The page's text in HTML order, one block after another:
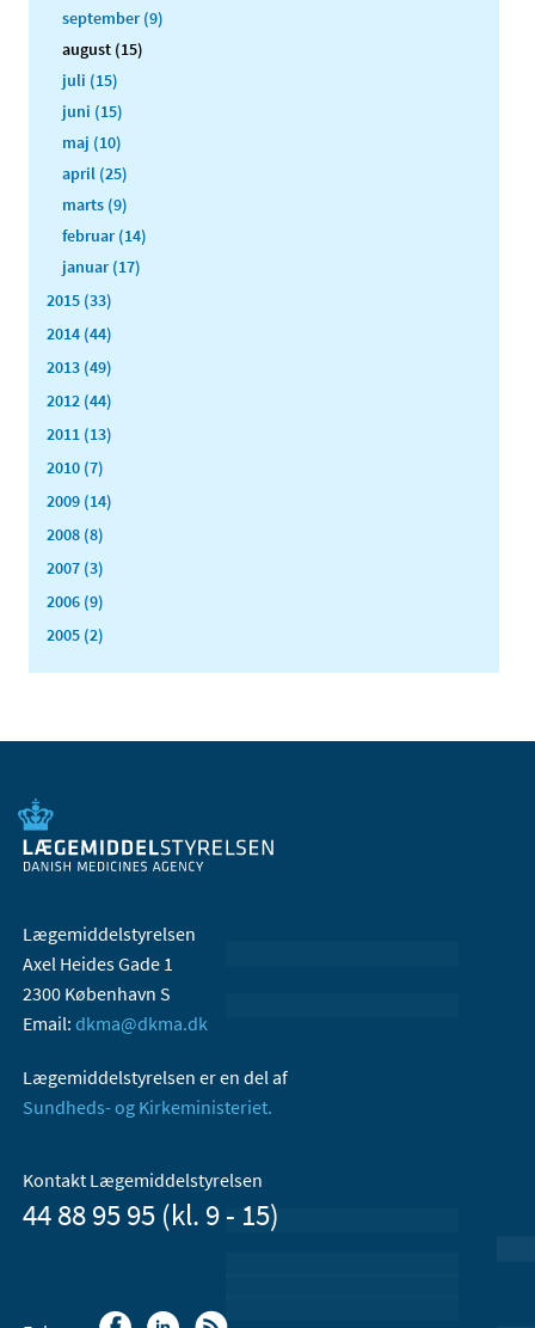
september (9)
august (15)
juli (15)
juni (15)
maj (10)
april (25)
marts (9)
februar (14)
januar (17)
2015 (33)
2014 (44)
2013 (49)
2012 (44)
2011 (13)
2010 (7)
2009 (14)
2008 (8)
2007 (3)
2006 (9)
2005 (2)
Lægemiddelstyrelsen
Axel Heides Gade 1
2300 København S
Email: dkma@dkma.dk
Lægemiddelstyrelsen er en del af
Sundheds- og Kirkeministeriet.
Kontakt Lægemiddelstyrelsen
44 88 95 95 (kl. 9 - 15)